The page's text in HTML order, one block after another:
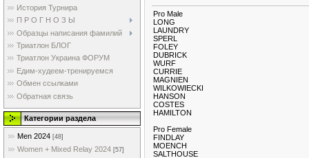
История Турнира
П Р О Г Н О З Ы
Образцы написания фамилий
Триатлон БЛОГ
Триатлон Украина ФОРУМ
Едим-худеем-тренируемся
Обмен ссылками
Обратная связь
Категории раздела
Men 2024 [48]
Women + Mixed Relay 2024 [57]
Pro Male
LONG
LAUNDRY
SPERL
FOLEY
DUBRICK
WURF
CURRIE
MAGNIEN
WILKOWIECKI
HANSON
COSTES
HAMILTON
Pro Female
FINDLAY
MOENCH
SALTHOUSE